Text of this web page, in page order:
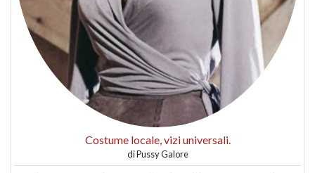
Costume locale, vizi universali.
diPussy Galore